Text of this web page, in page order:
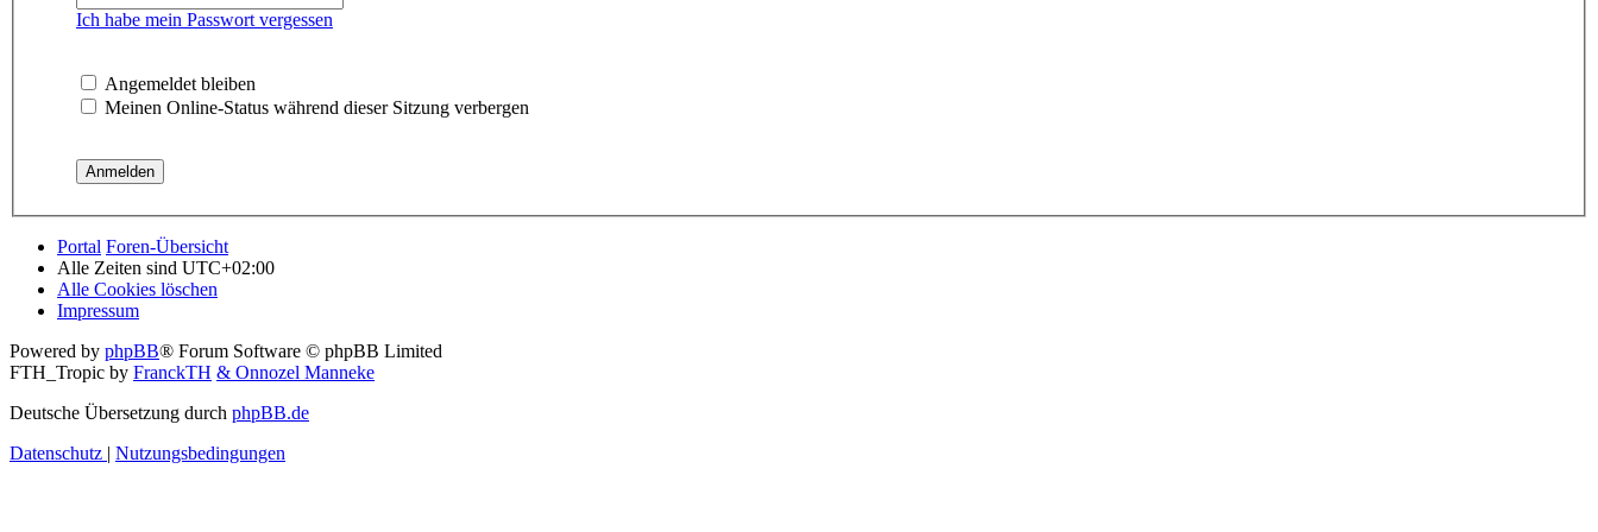
Ich habe mein Passwort vergessen
Angemeldet bleiben
Meinen Online-Status während dieser Sitzung verbergen
Portal Foren-Übersicht
Alle Zeiten sind UTC+02:00
Alle Cookies löschen
Impressum
Powered by phpBB® Forum Software © phpBB Limited
FTH_Tropic by FranckTH & Onnozel Manneke
Deutsche Übersetzung durch phpBB.de
Datenschutz | Nutzungsbedingungen